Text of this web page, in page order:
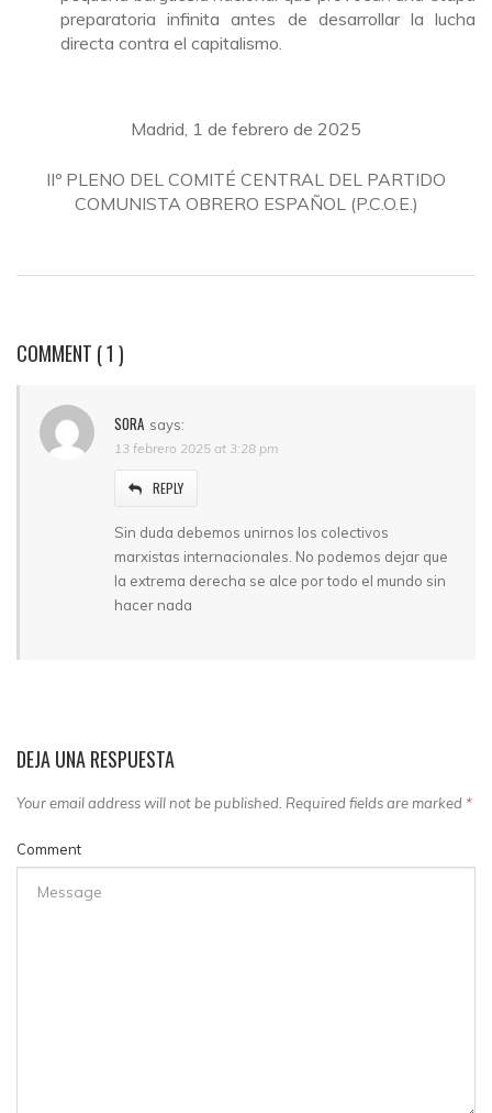
preparatoria infinita antes de desarrollar la lucha
directa contra el capitalismo.
Madrid, 1 de febrero de 2025
IIº PLENO DEL COMITÉ CENTRAL DEL PARTIDO
COMUNISTA OBRERO ESPAÑOL (P.C.O.E.)
COMMENT ( 1 )
SORA says:
13 febrero 2025 at 3:28 pm
REPLY
Sin duda debemos unirnos los colectivos
marxistas internacionales. No podemos dejar que
la extrema derecha se alce por todo el mundo sin
hacer nada
DEJA UNA RESPUESTA
Your email address will not be published. Required fields are marked *
Comment